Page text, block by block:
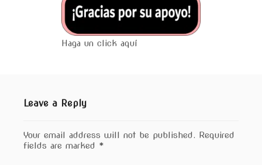
Haga un click aquí
Leave a Reply
Your email address will not be published. Required
fields are marked *